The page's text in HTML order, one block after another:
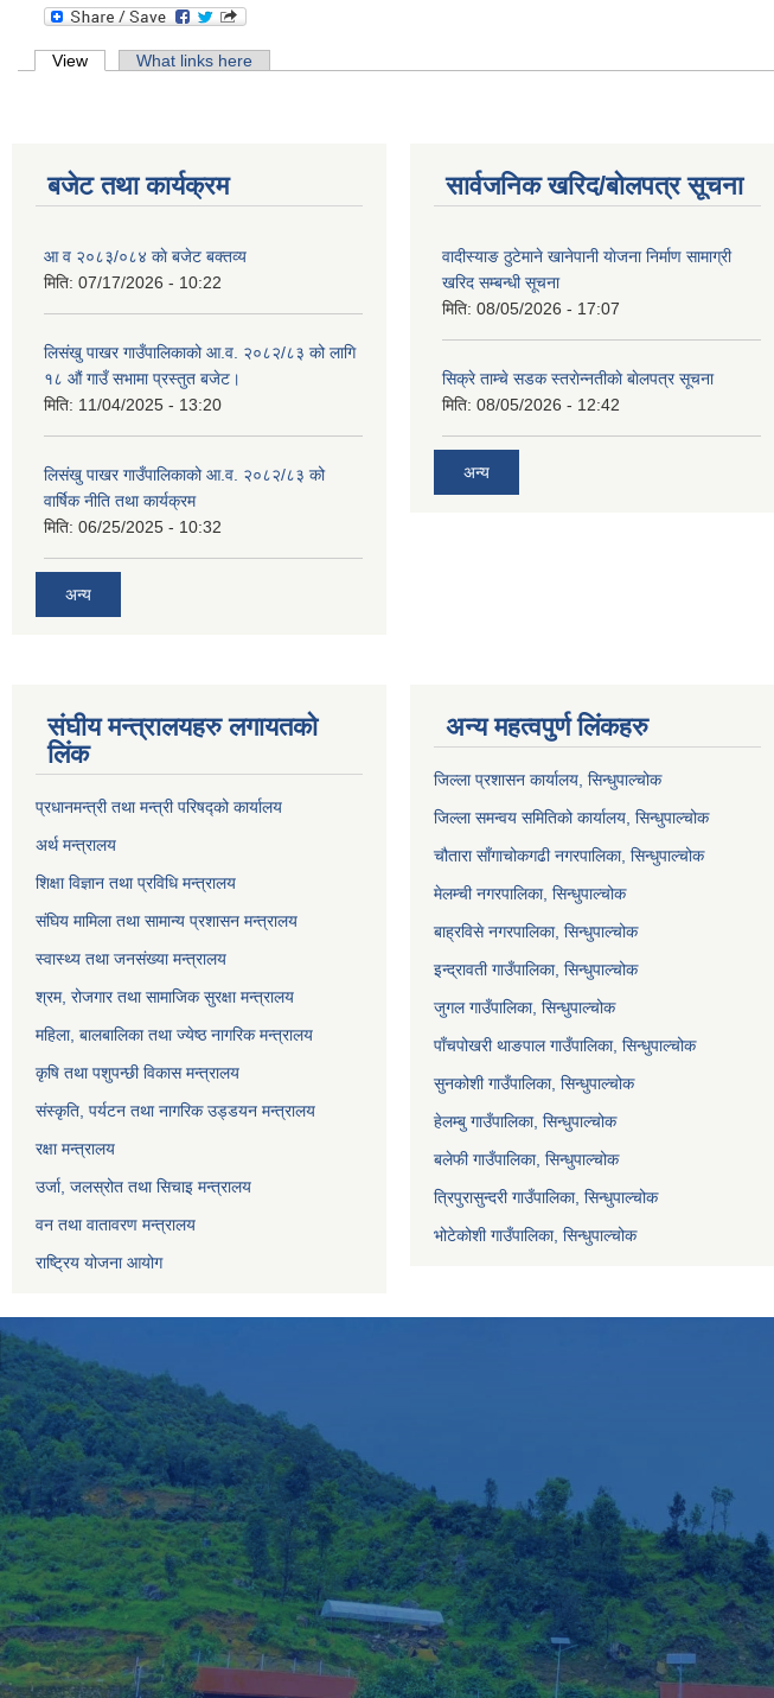
Primary tabs
View (active tab)What links here
बजेट तथा कार्यक्रम
आ व २०८३/०८४ काे बजेट बक्तव्य
मिति: 07/17/2026 - 10:22
लिसंखु पाखर गाउँपालिकाको आ.व. २०८२/८३ को लागि
१८ औं गाउँ सभामा प्रस्तुत बजेट।
मिति: 11/04/2025 - 13:20
लिसंखु पाखर गाउँपालिकाको आ.व. २०८२/८३ को
वार्षिक नीति तथा कार्यक्रम
मिति: 06/25/2025 - 10:32
अन्य
सार्वजनिक खरिद/बोलपत्र सूचना
वादीस्याङ ठुटेमाने खानेपानी याेजना निर्माण सामाग्री
खरिद सम्बन्धी सूचना
मिति: 08/05/2026 - 17:07
सिक्रे ताम्चे सडक स्तराेन्नतीकाे बाेलपत्र सूचना
मिति: 08/05/2026 - 12:42
अन्य
संघीय मन्त्रालयहरु लगायतको
लिंक
प्रधानमन्त्री तथा मन्त्री परिषद्को कार्यालय
अर्थ मन्त्रालय
शिक्षा विज्ञान तथा प्रविधि मन्त्रालय
संघिय मामिला तथा सामान्य प्रशासन मन्त्रालय
स्वास्थ्य तथा जनसंख्या मन्त्रालय
श्रम, रोजगार तथा सामाजिक सुरक्षा मन्त्रालय
महिला, बालबालिका तथा ज्येष्ठ नागरिक मन्त्रालय
कृषि तथा पशुपन्छी विकास मन्त्रालय
संस्कृति, पर्यटन तथा नागरिक उड्डयन मन्त्रालय
रक्षा मन्त्रालय
उर्जा, जलस्रोत तथा सिचाइ मन्त्रालय
वन तथा वातावरण मन्त्रालय
राष्ट्रिय योजना आयोग
अन्य महत्वपुर्ण लिंकहरु
जिल्ला प्रशासन कार्यालय, सिन्धुपाल्चोक
जिल्ला समन्वय समितिको कार्यालय, सिन्धुपाल्चोक
चौतारा साँगाचोकगढी नगरपालिका, सिन्धुपाल्चोक
मेलम्ची नगरपालिका, सिन्धुपाल्चोक
बाह्रविसे नगरपालिका, सिन्धुपाल्चोक
इन्द्रावती गाउँपालिका, सिन्धुपाल्चोक
जुगल गाउँपालिका, सिन्धुपाल्चोक
पाँचपोखरी थाङपाल गाउँपालिका, सिन्धुपाल्चोक
सुनकोशी गाउँपालिका, सिन्धुपाल्चोक
हेलम्बु गाउँपालिका, सिन्धुपाल्चोक
बलेफी गाउँपालिका, सिन्धुपाल्चोक
त्रिपुरासुन्दरी गाउँपालिका, सिन्धुपाल्चोक
भोटेकोशी गाउँपालिका, सिन्धुपाल्चोक